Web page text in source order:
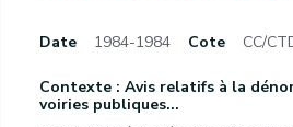
Date 1984-1984 Cote CC/
Contexte : Avis relatifs à la
voiries publiques...